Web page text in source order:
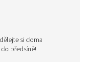
si doma
předsíně!